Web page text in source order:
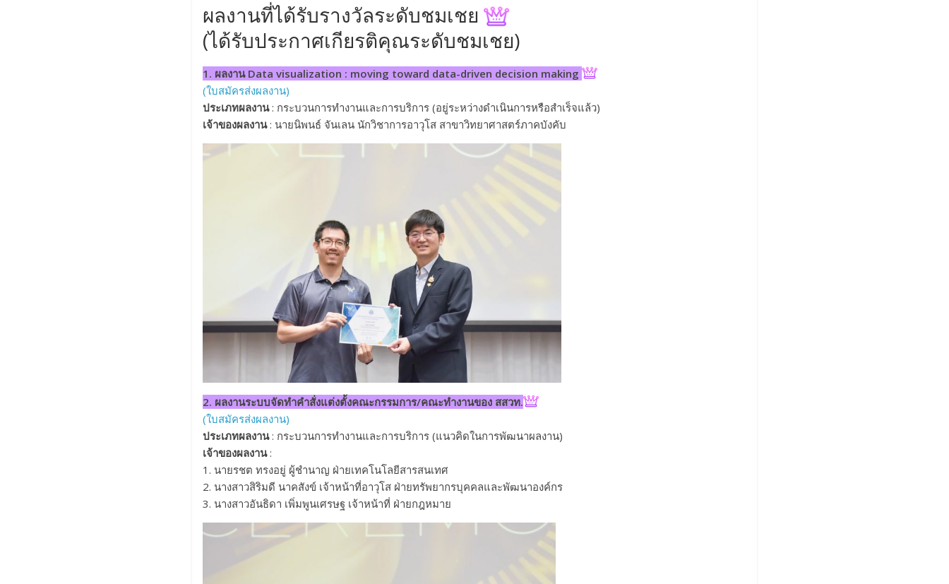
ผลงานที่ได้รับรางวัลระดับชมเชย
(ได้รับประกาศเกียรติคุณระดับชมเชย)
1. ผลงาน Data visualization : moving toward data-driven decision making
(ใบสมัครส่งผลงาน)
ประเภทผลงาน: กระบวนการทำงานและการบริการ (อยู่ระหว่างดำเนินการหรือสำเร็จแล้ว)
เจ้าของผลงาน: นายนิพนธ์ จันเลน นักวิชาการอาวุโส สาขาวิทยาศาสตร์ภาคบังคับ
2. ผลงานระบบจัดทำคำสั่งแต่งตั้งคณะกรรมการ/คณะทำงานของ สสวท.
(ใบสมัครส่งผลงาน)
ประเภทผลงาน: กระบวนการทำงานและการบริการ (แนวคิดในการพัฒนาผลงาน)
เจ้าของผลงาน:
1. นายรชต ทรงอยู่ ผู้ชำนาญ ฝ่ายเทคโนโลยีสารสนเทศ
2. นางสาวสิริมดี นาคสังข์ เจ้าหน้าที่อาวุโส ฝ่ายทรัพยากรบุคคลและพัฒนาองค์กร
3. นางสาวอันธิดา เพิ่มพูนเศรษฐ เจ้าหน้าที่ ฝ่ายกฎหมาย